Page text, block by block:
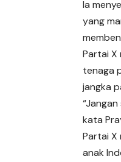
Ia
yang
Partai
tenaga
jangka
kata
Partai X
anak